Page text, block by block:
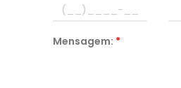
Mensagem: *